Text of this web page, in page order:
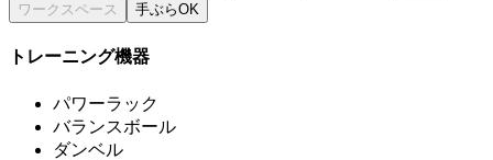
手ぶらOK
トレーニング機器
パワーラック
バランスボール
ダンベル